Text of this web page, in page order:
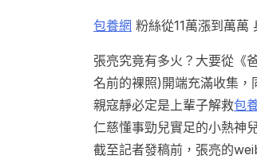
包養網 粉絲從11萬漲到萬萬
張亮究竟有多火？大要從《
名前的裸照)開端充滿收集，
親寇靜必定是上輩子解救包
仁慈懂事勁兒實足的小熱神
截至記者發稿前，張亮的